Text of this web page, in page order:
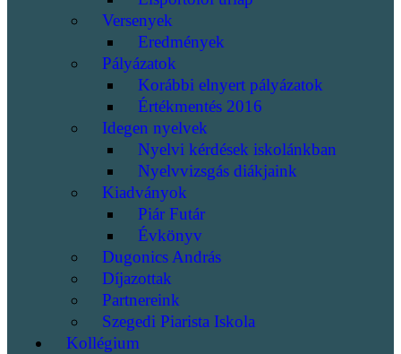
Versenyek
Eredmények
Pályázatok
Korábbi elnyert pályázatok
Értékmentés 2016
Idegen nyelvek
Nyelvi kérdések iskolánkban
Nyelvvizsgás diákjaink
Kiadványok
Piár Futár
Évkönyv
Dugonics András
Díjazottak
Partnereink
Szegedi Piarista Iskola
Kollégium